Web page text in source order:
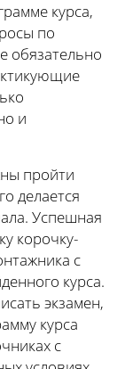
курса,
по
обязательно
и
пройти
делается
Успешная
корочку-
с
курса.
экзамен,
курса
с